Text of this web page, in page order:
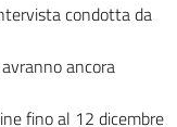
condotta da
ancora
fino al 12 dicembre